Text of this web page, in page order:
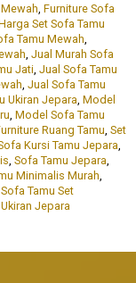
Furniture Sofa
Set Sofa Tamu
Tamu Mewah
Jual Murah Sofa
Jati Jual Sofa Tamu
Jual Sofa Tamu
Ukiran Jepara Model
Model Sofa Tamu
Ruang Tamu Set
Kursi Tamu Jepara
Sofa Tamu Jepara
Minimalis Murah
Sofa Tamu Set
Jepara